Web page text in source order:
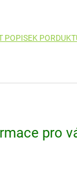
POPISEK
pro